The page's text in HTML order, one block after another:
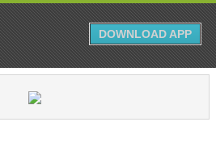
DOWNLOAD APP